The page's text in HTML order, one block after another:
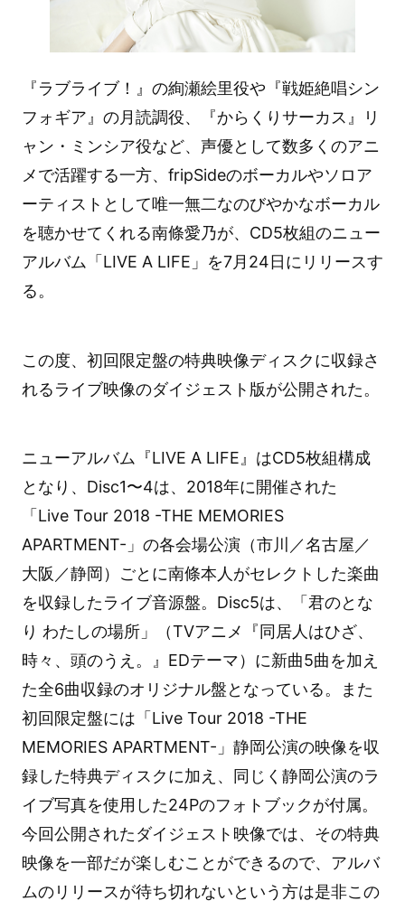
『ラブライブ！』の絢瀬絵里役や『戦姫絶唱シン
フォギア』の月読調役、『からくりサーカス』リ
ャン・ミンシア役など、声優として数多くのアニ
メで活躍する一方、fripSideのボーカルやソロア
ーティストとして唯一無二なのびやかなボーカル
を聴かせてくれる南條愛乃が、CD5枚組のニュー
アルバム「LIVE A LIFE」を7月24日にリリースす
る。
この度、初回限定盤の特典映像ディスクに収録さ
れるライブ映像のダイジェスト版が公開された。
ニューアルバム『LIVE A LIFE』はCD5枚組構成
となり、Disc1〜4は、2018年に開催された
「Live Tour 2018 -THE MEMORIES
APARTMENT-」の各会場公演（市川／名古屋／
大阪／静岡）ごとに南條本人がセレクトした楽曲
を収録したライブ音源盤。Disc5は、「君のとな
り わたしの場所」（TVアニメ『同居人はひざ、
時々、頭のうえ。』EDテーマ）に新曲5曲を加え
た全6曲収録のオリジナル盤となっている。また
初回限定盤には「Live Tour 2018 -THE
MEMORIES APARTMENT-」静岡公演の映像を収
録した特典ディスクに加え、同じく静岡公演のラ
イブ写真を使用した24Pのフォトブックが付属。
今回公開されたダイジェスト映像では、その特典
映像を一部だが楽しむことができるので、アルバ
ムのリリースが待ち切れないという方は是非この